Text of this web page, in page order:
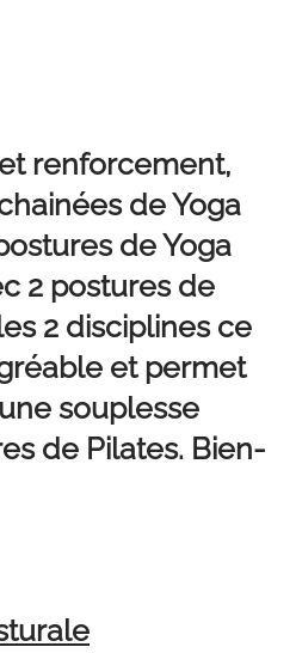
renforcement,
de Yoga
de Yoga
2 postures de
2 disciplines ce
et permet
souplesse
de Pilates. Bien-